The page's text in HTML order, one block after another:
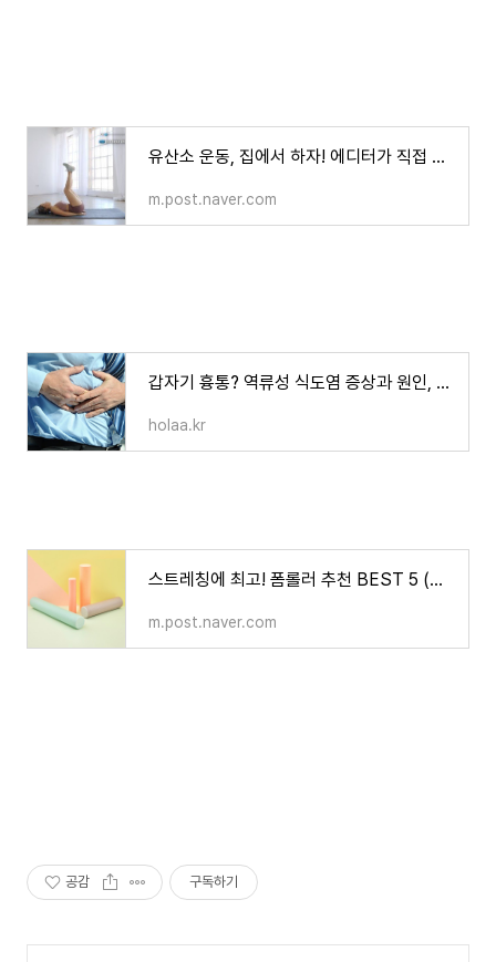
유산소 운동, 집에서 하자! 에디터가 직접 해본 유튜브 홈트 추천
m.post.naver.com
갑자기 흉통? 역류성 식도염 증상과 원인, 좋은 음식까지 꿀꺽
holaa.kr
스트레칭에 최고! 폼롤러 추천 BEST 5 (룰루레몬, 안다르 등)
m.post.naver.com
공감 구독하기